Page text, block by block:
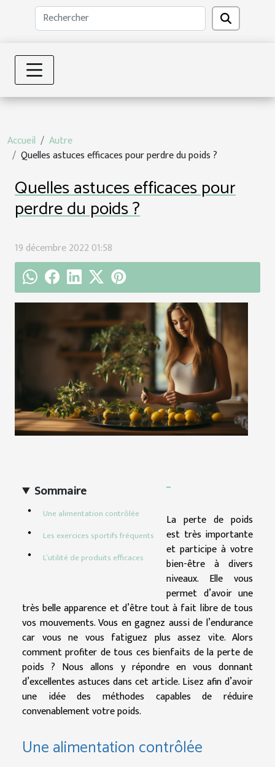
Accueil
Autre
Quelles astuces efficaces pour perdre du poids ?
Quelles astuces efficaces pour
perdre du poids ?
19 décembre 2022 01:58
Sommaire
Une alimentation contrôlée
Les exercices sportifs fréquents
L’utilité de produits efficaces
La perte de poids
est très importante
et participe à votre
bien-être à divers
niveaux. Elle vous
permet d’avoir une
très belle apparence et d’être tout à fait libre de tous
vos mouvements. Vous en gagnez aussi de l’endurance
car vous ne vous fatiguez plus assez vite. Alors
comment profiter de tous ces bienfaits de la perte de
poids ? Nous allons y répondre en vous donnant
d’excellentes astuces dans cet article. Lisez afin d’avoir
une idée des méthodes capables de réduire
convenablement votre poids.
Une alimentation contrôlée